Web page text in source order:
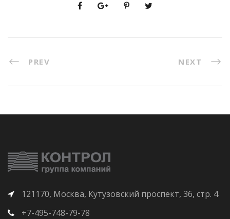
PREV NEXT
121170, Москва, Кутузовский проспект, 36, стр. 4
+7-495-748-79-78